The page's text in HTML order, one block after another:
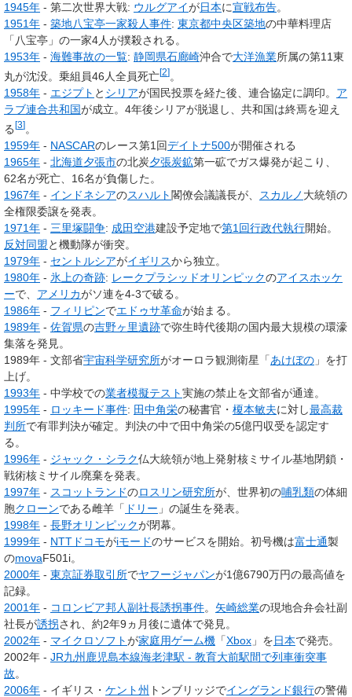
1945年 - 第二次世界大戦: ウルグアイが日本に宣戦布告。
1951年 - 築地八宝亭一家殺人事件: 東京都中央区築地の中華料理店
「八宝亭」の一家4人が撲殺される。
1953年 - 海難事故の一覧: 静岡県石廊崎沖合で大洋漁業所属の第11東
丸が沈没。乗組員46人全員死亡[2] 。
1958年 - エジプト と シリアが国民投票を経た後、連合協定に調印。 ア
ラブ連合共和国が成立。4年後シリアが脱退し、共和国は終焉を迎え
る[3]。
1959年 - NASCARのレース第1回デイトナ500が開催される
1965年 - 北海道夕張市の北炭夕張炭鉱第一砿でガス爆発が起こり、
62名が死亡、16名が負傷した。
1967年 - インドネシアのスハルト閣僚会議議長が、 スカルノ 大統領の
全権限委譲を発表。
1971年 - 三里塚闘争: 成田空港建設予定地で第1回行政代執行開始。
反対同盟と機動隊が衝突。
1979年 - セントルシアがイギリスから独立。
1980年 - 氷上の奇跡: レークプラシッドオリンピックのアイスホッケ
ーで、 アメリカがソ連を4-3で破る。
1986年 - フィリピンでエドゥサ革命が始まる。
1989年 - 佐賀県の吉野ヶ里遺跡で弥生時代後期の国内最大規模の環濠
集落を発見。
1989年 - 文部省宇宙科学研究所がオーロラ観測衛星「あけぼの 」を打
上げ。
1993年 - 中学校での業者模擬テスト実施の禁止を文部省が通達。
1995年 - ロッキード事件: 田中角栄の秘書官・ 榎本敏夫に対し最高裁
判所で有罪判決が確定。判決の中で田中角栄の5億円収受を認定す
る。
1996年 - ジャック・シラク仏大統領が地上発射核ミサイル基地閉鎖・
戦術核ミサイル廃棄を発表。
1997年 - スコットランドのロスリン研究所が、世界初の哺乳類の体細
胞クローンである雌羊「 ドリー 」の誕生を発表。
1998年 - 長野オリンピックが閉幕。
1999年 - NTTドコモがiモードのサービスを開始。初号機は富士通製
のmovaF501i。
2000年 - 東京証券取引所でヤフージャパンが1億6790万円の最高値を
記録。
2001年 - コロンビア邦人副社長誘拐事件。 矢崎総業の現地合弁会社副
社長が誘拐され、約2年9ヵ月後に遺体で発見。
2002年 - マイクロソフトが家庭用ゲーム機 「Xbox 」を日本で発売。
2002年 - JR九州鹿児島本線海老津駅 - 教育大前駅間で列車衝突事
故。
2006年 - イギリス・ ケント州 トンブリッジでイングランド銀行の警備